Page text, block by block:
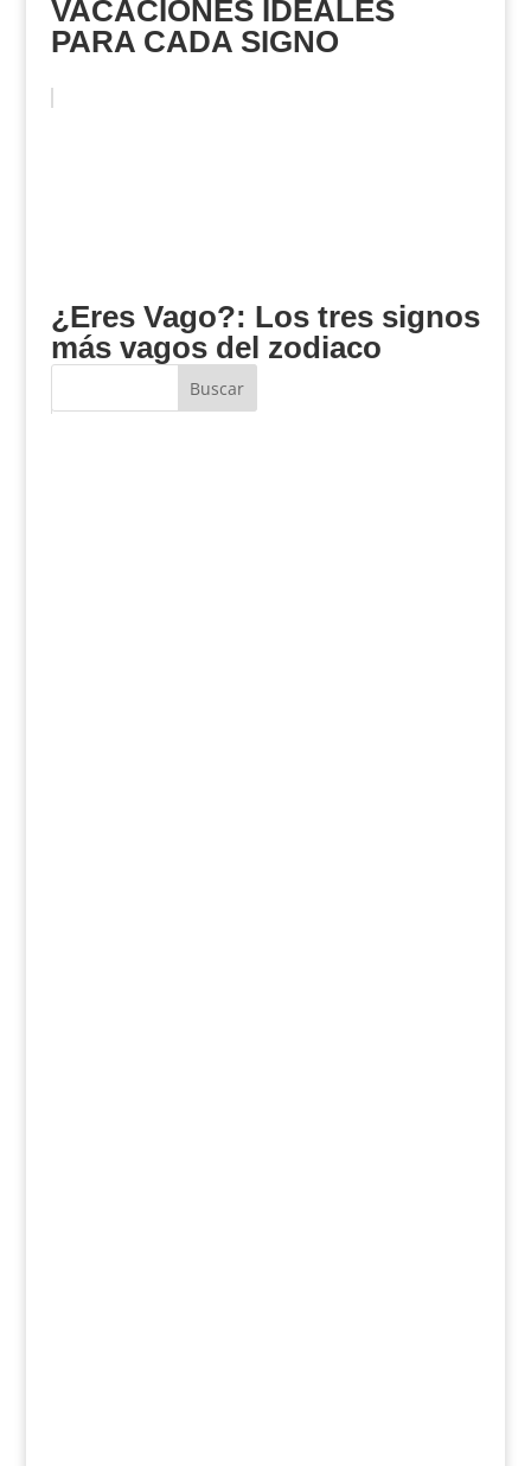
VACACIONES IDEALES
PARA CADA SIGNO
¿Eres Vago?: Los tres signos
más vagos del zodiaco
Buscar